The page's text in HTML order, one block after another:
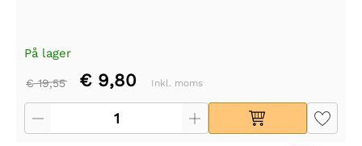
På lager
€ 19,55 € 9,80 Inkl. moms